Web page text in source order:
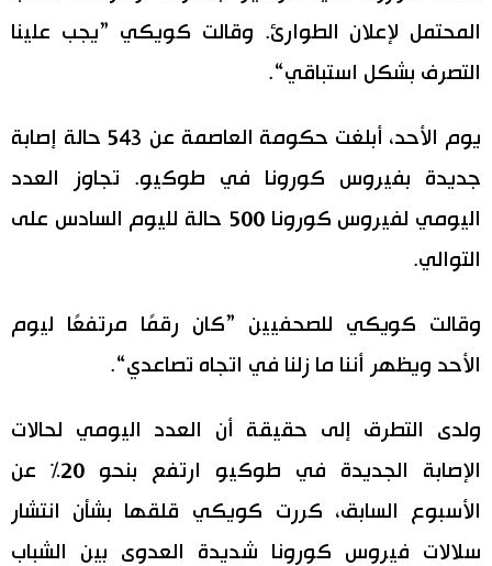
أشخاص
تجارب وآراء
سياسة
اقتصاد
مجتمع
لايف ستايل
طوكيو
الأكثر تفاعلا
اللغة اليابانية
موسوعة اليابان
المطبخ الياباني
تواصل معنا
المحتمل لإعلان الطوارئ. وقالت كويكي ”يجب علينا
التصرف بشكل استباقي“.
يوم الأحد، أبلغت حكومة العاصمة عن 543 حالة إصابة
جديدة بفيروس كورونا في طوكيو. تجاوز العدد
اليومي لفيروس كورونا 500 حالة لليوم السادس على
التوالي.
وقالت كويكي للصحفيين ”كان رقمًا مرتفعًا ليوم
الأحد ويظهر أننا ما زلنا في اتجاه تصاعدي“.
ولدى التطرق إلى حقيقة أن العدد اليومي لحالات
الإصابة الجديدة في طوكيو ارتفع بنحو 20% عن
الأسبوع السابق، كررت كويكي قلقها بشأن انتشار
سلالات فيروس كورونا شديدة العدوى بين الشباب